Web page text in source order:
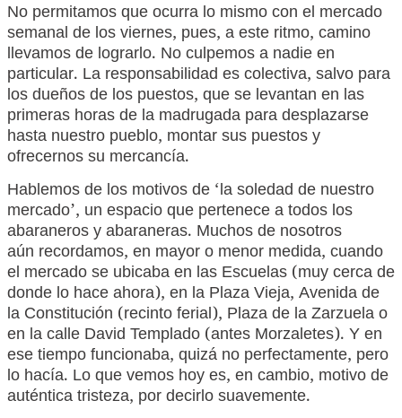
No permitamos que ocurra lo mismo con el mercado
semanal de los viernes, pues, a este ritmo, camino
llevamos de lograrlo. No culpemos a nadie en
particular. La responsabilidad es colectiva, salvo para
los dueños de los puestos, que se levantan en las
primeras horas de la madrugada para desplazarse
hasta nuestro pueblo, montar sus puestos y
ofrecernos su mercancía.
Hablemos de los motivos de ‘la soledad de nuestro
mercado’, un espacio que pertenece a todos los
abaraneros y abaraneras. Muchos de nosotros
aún recordamos, en mayor o menor medida, cuando
el mercado se ubicaba en las Escuelas (muy cerca de
donde lo hace ahora), en la Plaza Vieja, Avenida de
la Constitución (recinto ferial), Plaza de la Zarzuela o
en la calle David Templado (antes Morzaletes). Y en
ese tiempo funcionaba, quizá no perfectamente, pero
lo hacía. Lo que vemos hoy es, en cambio, motivo de
auténtica tristeza, por decirlo suavemente.